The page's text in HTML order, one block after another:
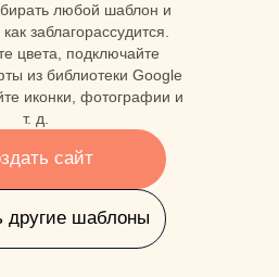
любой шаблон и
заблагорассудится.
цвета, подключайте
из библиотеки Google
иконки, фотографии и
т. д.
сайт
другие шаблоны